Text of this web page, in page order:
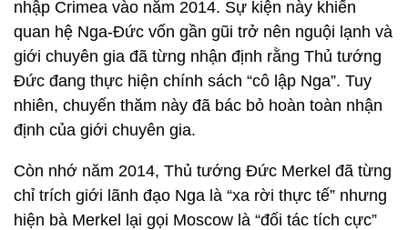
nhập Crimea vào năm 2014. Sự kiện này khiến
quan hệ Nga-Đức vốn gần gũi trở nên nguội lạnh và
giới chuyên gia đã từng nhận định rằng Thủ tướng
Đức đang thực hiện chính sách “cô lập Nga”. Tuy
nhiên, chuyến thăm này đã bác bỏ hoàn toàn nhận
định của giới chuyên gia.
Còn nhớ năm 2014, Thủ tướng Đức Merkel đã từng
chỉ trích giới lãnh đạo Nga là “xa rời thực tế” nhưng
hiện bà Merkel lại gọi Moscow là “đối tác tích cực”